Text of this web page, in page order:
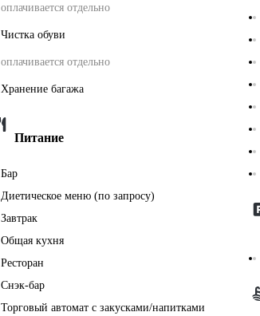
оплачивается отдельно
Чистка обуви
оплачивается отдельно
Хранение багажа
Питание
Бар
Диетическое меню (по запросу)
Завтрак
Общая кухня
Ресторан
Снэк-бар
Торговый автомат с закусками/напитками